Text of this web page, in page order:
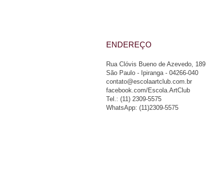
ENDEREÇO
Rua Clóvis Bueno de Azevedo, 189
São Paulo - Ipiranga - 04266-040
contato@escolaartclub.com.br
facebook.com/Escola.ArtClub
Tel.: (11) 2309-5575
WhatsApp: (11)2309-5575